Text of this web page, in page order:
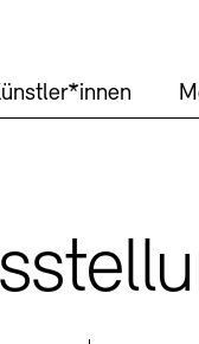
depot&